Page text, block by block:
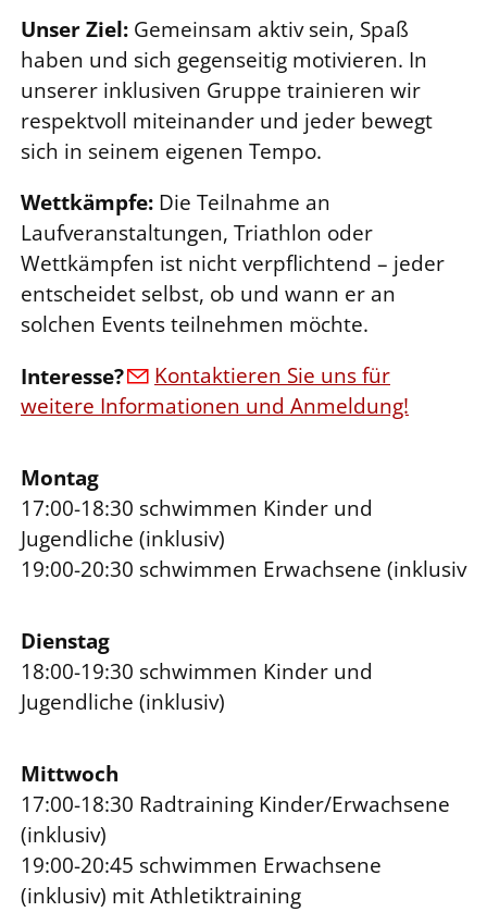
Unser Ziel: Gemeinsam aktiv sein, Spaß
haben und sich gegenseitig motivieren. In
unserer inklusiven Gruppe trainieren wir
respektvoll miteinander und jeder bewegt
sich in seinem eigenen Tempo.
Wettkämpfe: Die Teilnahme an
Laufveranstaltungen, Triathlon oder
Wettkämpfen ist nicht verpflichtend – jeder
entscheidet selbst, ob und wann er an
solchen Events teilnehmen möchte.
Interesse?
Kontaktieren Sie uns für
weitere Informationen und Anmeldung!
Montag
17:00-18:30 schwimmen Kinder und
Jugendliche (inklusiv)
19:00-20:30 schwimmen Erwachsene (inklusiv
Dienstag
18:00-19:30 schwimmen Kinder und
Jugendliche (inklusiv)
Mittwoch
17:00-18:30 Radtraining Kinder/Erwachsene
(inklusiv)
19:00-20:45 schwimmen Erwachsene
(inklusiv) mit Athletiktraining